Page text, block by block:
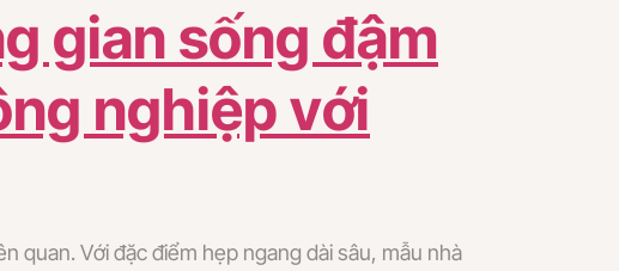
gian sống đậm
nghiệp với
quan. Với đặc điểm hẹp ngang dài sâu, mẫu nhà